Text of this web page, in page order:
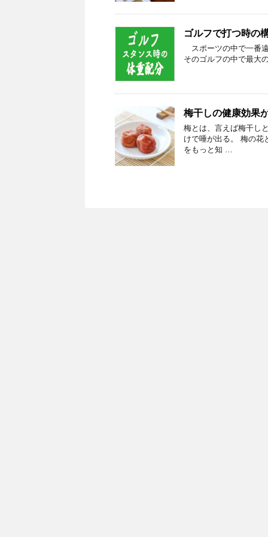
ゴルフで打つ時の
スポーツの中で一番
そのゴルフの中で最大
梅干しの健康効果
梅とは、言えば梅干し
けで唾が出る。 梅の
をもっと知 …